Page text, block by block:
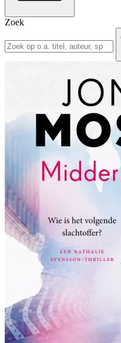
Zoek